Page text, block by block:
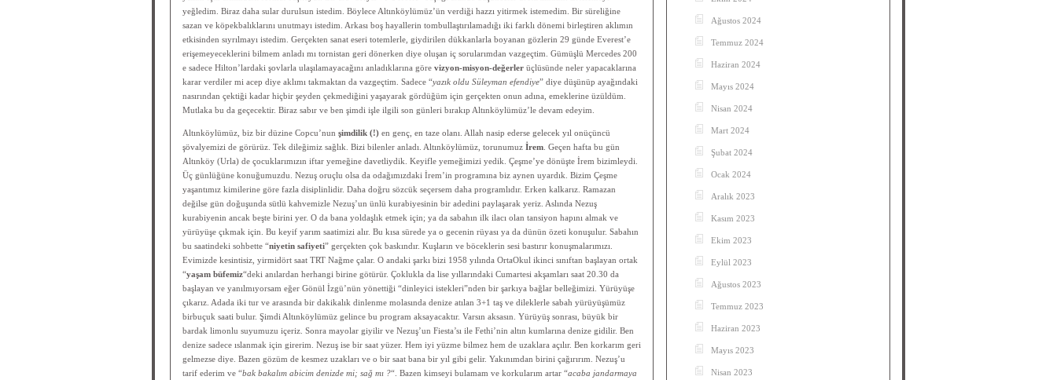
yeğledim. Biraz daha sular durulsun istedim. Böylece Altınköylümüz’ün verdiği hazzı yitirmek istemedim. Bir süreliğine
sazan ve köpekbalıklarını unutmayı istedim. Arkası boş hayallerin tombullaştırılamadığı iki farklı dönemi birleştiren aklımın
etkisinden sıyrılmayı istedim. Gerçekten sanat eseri totemlerle, giydirilen dükkanlarla boyanan gözlerin 29 günde Everest’e
erişemeyeceklerini bilmem anladı mı tornistan geri dönerken diye oluşan iç sorularımdan vazgeçtim. Gümüşlü Mercedes 200
e sadece Hilton’lardaki şovlarla ulaşılamayacağını anladıklarına göre vizyon-misyon-değerler üçlüsünde neler yapacaklarına
karar verdiler mi acep diye aklımı takmaktan da vazgeçtim. Sadece “yazık oldu Süleyman efendiye” diye düşünüp ayağındaki
nasırından çektiği kadar hiçbir şeyden çekmediğini yaşayarak gördüğüm için gerçekten onun adına, emeklerine üzüldüm.
Mutlaka bu da geçecektir. Biraz sabır ve ben şimdi işle ilgili son günleri bırakıp Altınköylümüz’le devam edeyim.
Altınköylümüz, biz bir düzine Copcu’nun şimdilik (!) en genç, en taze olanı. Allah nasip ederse gelecek yıl onüçüncü
şövalyemizi de görürüz. Tek dileğimiz sağlık. Bizi bilenler anladı. Altınköylümüz, torunumuz İrem . Geçen hafta bu gün
Altınköy (Urla) de çocuklarımızın iftar yemeğine davetliydik. Keyifle yemeğimizi yedik. Çeşme’ye dönüşte İrem bizimleydi.
Üç günlüğüne konuğumuzdu. Nezuş oruçlu olsa da odağımızdaki İrem’in programına biz aynen uyardık. Bizim Çeşme
yaşantımız kimilerine göre fazla disiplinlidir. Daha doğru sözcük seçersem daha programlıdır. Erken kalkarız. Ramazan
değilse gün doğuşunda sütlü kahvemizle Nezuş’un ünlü kurabiyesinin bir adedini paylaşarak yeriz. Aslında Nezuş
kurabiyenin ancak beşte birini yer. O da bana yoldaşlık etmek için; ya da sabahın ilk ilacı olan tansiyon hapını almak ve
yürüyüşe çıkmak için. Bu keyif yarım saatimizi alır. Bu kısa sürede ya o gecenin rüyası ya da dünün özeti konuşulur. Sabahın
bu saatindeki sohbette “niyetin safiyeti” gerçekten çok baskındır. Kuşların ve böceklerin sesi bastırır konuşmalarımızı.
Evimizde kesintisiz, yirmidört saat TRT Nağme çalar. O andaki şarkı bizi 1958 yılında OrtaOkul ikinci sınıftan başlayan ortak
“yaşam büfemiz“deki anılardan herhangi birine götürür. Çoklukla da lise yıllarındaki Cumartesi akşamları saat 20.30 da
başlayan ve yanılmıyorsam eğer Gönül İzgü’nün yönettiği “dinleyici istekleri”nden bir şarkıya bağlar belleğimizi. Yürüyüşe
çıkarız. Adada iki tur ve arasında bir dakikalık dinlenme molasında denize atılan 3+1 taş ve dileklerle sabah yürüyüşümüz
birbuçuk saati bulur. Şimdi Altınköylümüz gelince bu program aksayacaktır. Varsın aksasın. Yürüyüş sonrası, büyük bir
bardak limonlu suyumuzu içeriz. Sonra mayolar giyilir ve Nezuş’un Fiesta’sı ile Fethi’nin altın kumlarına denize gidilir. Ben
denize sadece ıslanmak için girerim. Nezuş ise bir saat yüzer. Hem iyi yüzme bilmez hem de uzaklara açılır. Ben korkarım geri
gelmezse diye. Bazen gözüm de kesmez uzakları ve o bir saat bana bir yıl gibi gelir. Yakınımdan birini çağırırım. Nezuş’u
tarif ederim ve “bak bakalım abicim denizde mi; sağ mı ?“. Bazen kimseyi bulamam ve korkularım artar “acaba jandarmaya
Ağustos 2024
Temmuz 2024
Haziran 2024
Mayıs 2024
Nisan 2024
Mart 2024
Şubat 2024
Ocak 2024
Aralık 2023
Kasım 2023
Ekim 2023
Eylül 2023
Ağustos 2023
Temmuz 2023
Haziran 2023
Mayıs 2023
Nisan 2023